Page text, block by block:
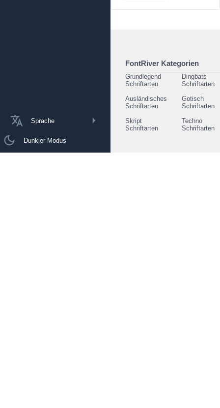
Sprache
Dunkler Modus
FontRiver Kategorien
Grundlegend
Schriftarten
Dingbats
Schriftarten
Ausländisches
Schriftarten
Gotisch
Schriftarten
Skript
Schriftarten
Techno
Schriftarten